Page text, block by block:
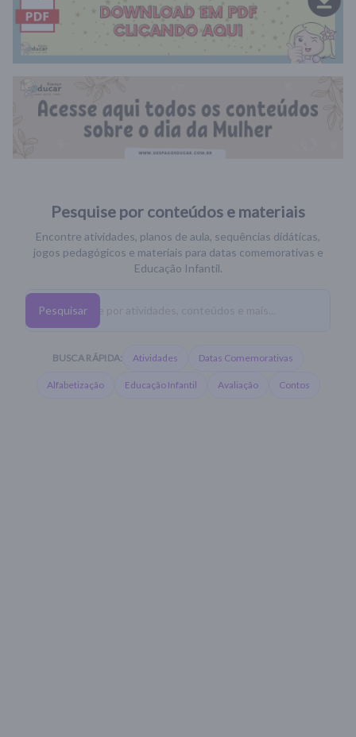
Pesquise por conteúdos e materiais
Encontre atividades, planos de aula, sequências didáticas,
jogos pedagógicos e materiais para datas comemorativas e
Educação Infantil.
Pesquisar
BUSCA RÁPIDA: Atividades Datas Comemorativas
Alfabetização Educação Infantil Avaliação Contos